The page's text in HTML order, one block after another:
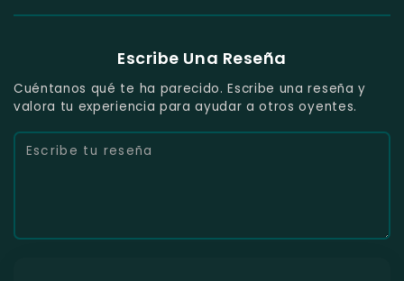
Escribe Una Reseña
Cuéntanos qué te ha parecido. Escribe una reseña y
valora tu experiencia para ayudar a otros oyentes.